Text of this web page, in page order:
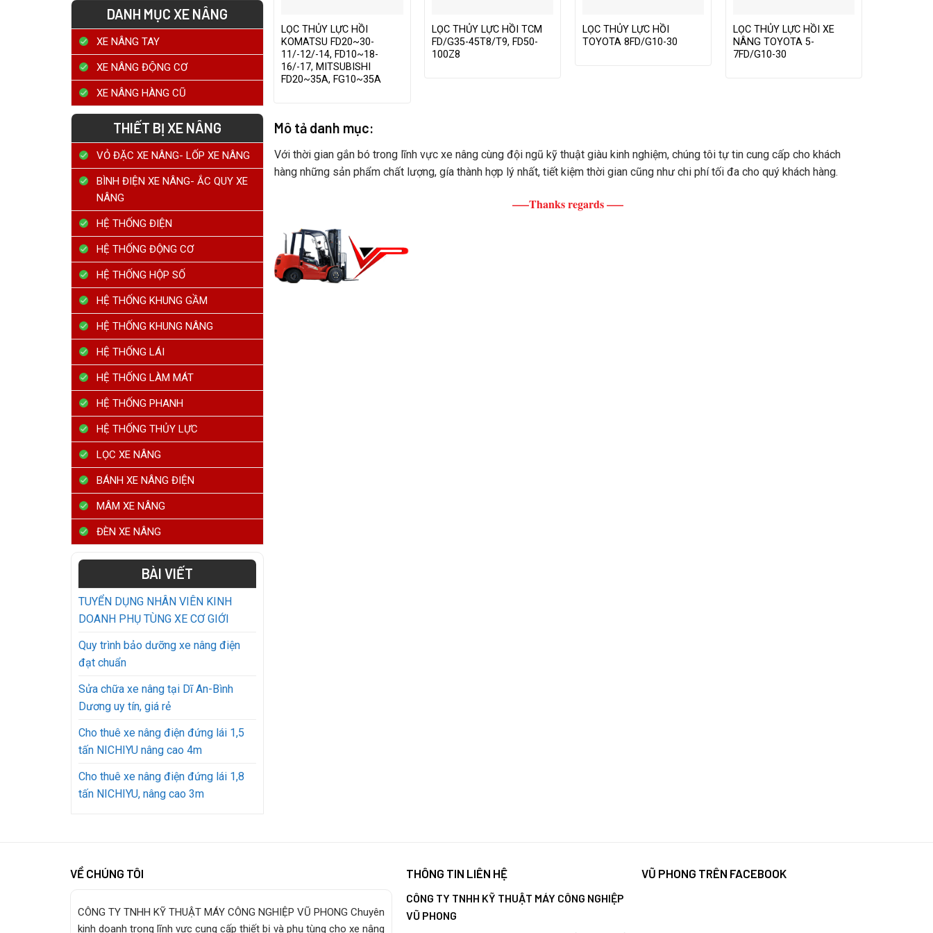
DANH MỤC XE NÂNG
XE NÂNG TAY
XE NÂNG ĐỘNG CƠ
XE NÂNG HÀNG CŨ
THIẾT BỊ XE NÂNG
VỎ ĐẶC XE NÂNG- LỐP XE NÂNG
BÌNH ĐIỆN XE NÂNG- ẮC QUY XE
NÂNG
HỆ THỐNG ĐIỆN
HỆ THỐNG ĐỘNG CƠ
HỆ THỐNG HỘP SỐ
HỆ THỐNG KHUNG GẦM
HỆ THỐNG KHUNG NÂNG
HỆ THỐNG LÁI
HỆ THỐNG LÀM MÁT
HỆ THỐNG PHANH
HỆ THỐNG THỦY LỰC
LỌC XE NÂNG
BÁNH XE NÂNG ĐIỆN
MÂM XE NÂNG
ĐÈN XE NÂNG
BÀI VIẾT
TUYỂN DỤNG NHÂN VIÊN KINH
DOANH PHỤ TÙNG XE CƠ GIỚI
Quy trình bảo dưỡng xe nâng điện
đạt chuẩn
Sửa chữa xe nâng tại Dĩ An-Bình
Dương uy tín, giá rẻ
Cho thuê xe nâng điện đứng lái 1,5
tấn NICHIYU nâng cao 4m
Cho thuê xe nâng điện đứng lái 1,8
tấn NICHIYU, nâng cao 3m
LỌC THỦY LỰC HỒI
KOMATSU FD20~30-
11/-12/-14, FD10~18-
16/-17, MITSUBISHI
FD20~35A, FG10~35A
LỌC THỦY LỰC HỒI TCM
FD/G35-45T8/T9, FD50-
100Z8
LỌC THỦY LỰC HỒI
TOYOTA 8FD/G10-30
LỌC THỦY LỰC HỒI XE
NÂNG TOYOTA 5-
7FD/G10-30
Mô tả danh mục:
Với thời gian gắn bó trong lĩnh vực xe nâng cùng đội ngũ kỹ thuật giàu kinh nghiệm, chúng tôi tự tin cung cấp cho khách
hàng những sản phẩm chất lượng, gía thành hợp lý nhất, tiết kiệm thời gian cũng như chi phí tối đa cho quý khách hàng.
—–Thanks regards —–
VỀ CHÚNG TÔI
CÔNG TY TNHH KỸ THUẬT MÁY CÔNG NGHIỆP VŨ PHONG Chuyên
kinh doanh trong lĩnh vực cung cấp thiết bị và phụ tùng cho xe nâng
THÔNG TIN LIÊN HỆ
CÔNG TY TNHH KỸ THUẬT MÁY CÔNG NGHIỆP
VŨ PHONG
VŨ PHONG TRÊN FACEBOOK